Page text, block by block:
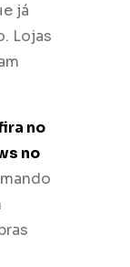
já
Lojas
no
no